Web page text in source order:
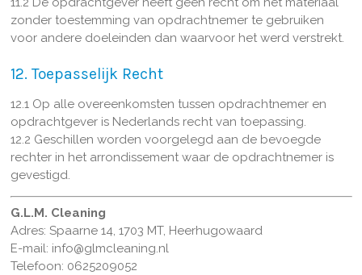
zonder toestemming van opdrachtnemer te gebruiken
voor andere doeleinden dan waarvoor het werd verstrekt.
12. Toepasselijk Recht
12.1 Op alle overeenkomsten tussen opdrachtnemer en
opdrachtgever is Nederlands recht van toepassing.
12.2 Geschillen worden voorgelegd aan de bevoegde
rechter in het arrondissement waar de opdrachtnemer is
gevestigd.
G.L.M. Cleaning
Adres: Spaarne 14, 1703 MT, Heerhugowaard
E-mail: info@glmcleaning.nl
Telefoon: 0625209052